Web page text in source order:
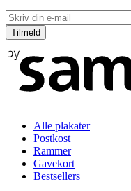
Alle plakater
Postkost
Rammer
Gavekort
Bestsellers